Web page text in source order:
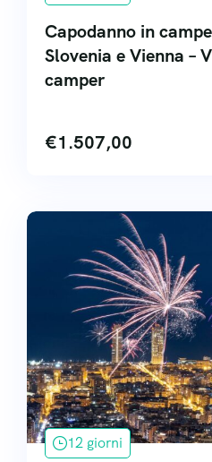
Capodanno in
Slovenia e Vienna –
camper
€1.507,00
12 giorni